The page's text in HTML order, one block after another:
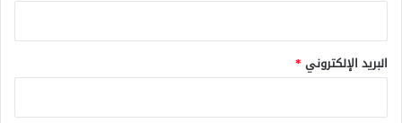
البريد الإلكتروني *